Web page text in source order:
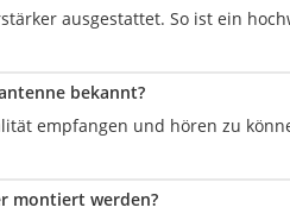
ausgestattet. So ist ein
bekannt?
empfangen und hören zu
montiert werden?